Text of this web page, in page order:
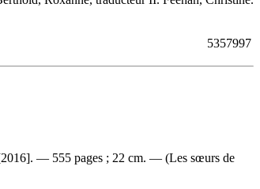
5357997
— 555 pages ; 22 cm. — (Les sœurs de